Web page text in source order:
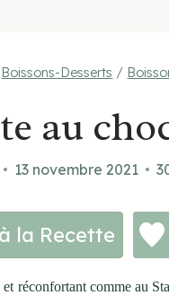
Boissons-Desserts /
au
13 novembre 2021
la Recette
réconfortant comme au